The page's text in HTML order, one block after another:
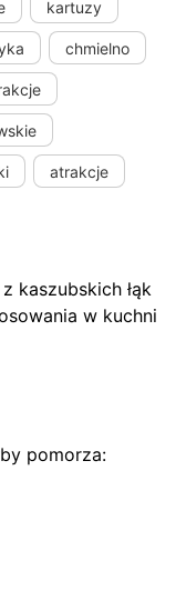
kartuzy
chmielno
atrakcje
kaszubskich łąk
w kuchni
pomorza: